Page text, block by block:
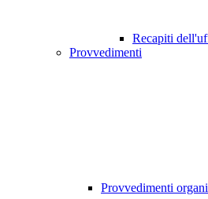
Recapiti
Provvedimenti
Provvedimenti